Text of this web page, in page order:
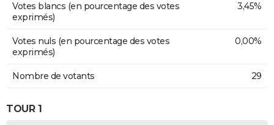
Votes blancs (en pourcentage des votes
exprimés)
3,45%
Votes nuls (en pourcentage des votes
exprimés)
0,00%
Nombre de votants 29
TOUR 1